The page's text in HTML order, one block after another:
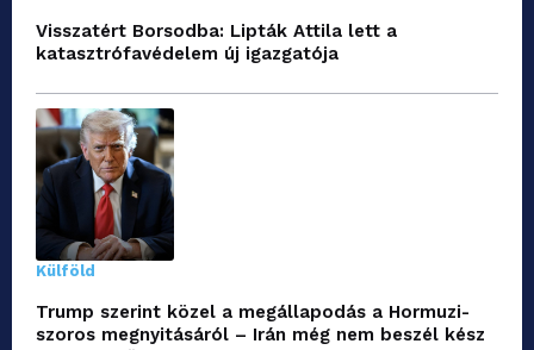
Visszatért Borsodba: Lipták Attila lett a
katasztrófavédelem új igazgatója
Külföld
Trump szerint közel a megállapodás a Hormuzi-
szoros megnyitásáról – Irán még nem beszél kész